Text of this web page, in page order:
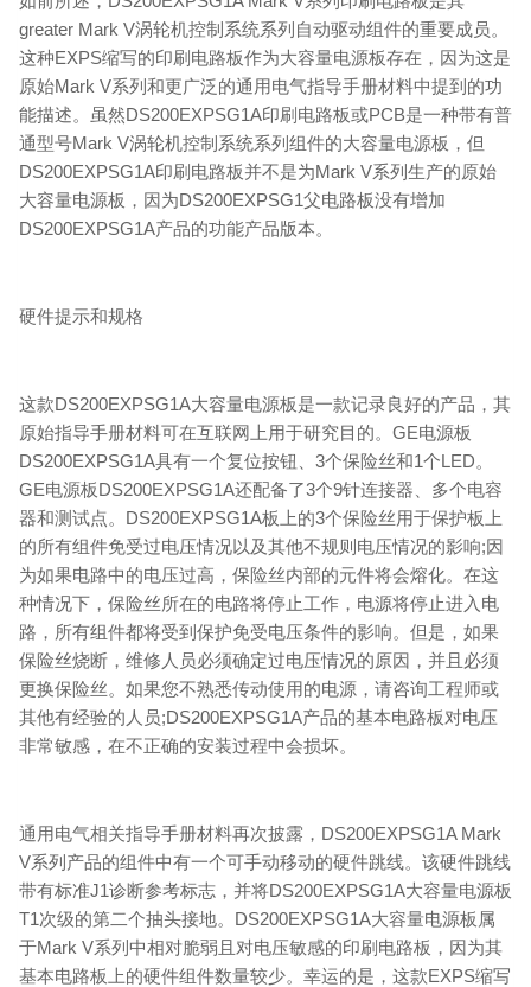
greater Mark V涡轮机控制系统系列自动驱动组件的重要成员。
这种EXPS缩写的印刷电路板作为大容量电源板存在，因为这是
原始Mark V系列和更广泛的通用电气指导手册材料中提到的功
能描述。虽然DS200EXPSG1A印刷电路板或PCB是一种带有普
通型号Mark V涡轮机控制系统系列组件的大容量电源板，但
DS200EXPSG1A印刷电路板并不是为Mark V系列生产的原始
大容量电源板，因为DS200EXPSG1父电路板没有增加
DS200EXPSG1A产品的功能产品版本。
硬件提示和规格
这款DS200EXPSG1A大容量电源板是一款记录良好的产品，其
原始指导手册材料可在互联网上用于研究目的。GE电源板
DS200EXPSG1A具有一个复位按钮、3个保险丝和1个LED。
GE电源板DS200EXPSG1A还配备了3个9针连接器、多个电容
器和测试点。DS200EXPSG1A板上的3个保险丝用于保护板上
的所有组件免受过电压情况以及其他不规则电压情况的影响;因
为如果电路中的电压过高，保险丝内部的元件将会熔化。在这
种情况下，保险丝所在的电路将停止工作，电源将停止进入电
路，所有组件都将受到保护免受电压条件的影响。但是，如果
保险丝烧断，维修人员必须确定过电压情况的原因，并且必须
更换保险丝。如果您不熟悉传动使用的电源，请咨询工程师或
其他有经验的人员;DS200EXPSG1A产品的基本电路板对电压
非常敏感，在不正确的安装过程中会损坏。
通用电气相关指导手册材料再次披露，DS200EXPSG1A Mark
V系列产品的组件中有一个可手动移动的硬件跳线。该硬件跳线
带有标准J1诊断参考标志，并将DS200EXPSG1A大容量电源板
T1次级的第二个抽头接地。DS200EXPSG1A大容量电源板属
于Mark V系列中相对脆弱且对电压敏感的印刷电路板，因为其
基本电路板上的硬件组件数量较少。幸运的是，这款EXPS缩写